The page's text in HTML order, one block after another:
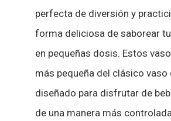
perfecta de diversión y
forma deliciosa de saborear
en pequeñas dosis. Estos
más pequeña del clásico vaso
diseñado para disfrutar de
de una manera más